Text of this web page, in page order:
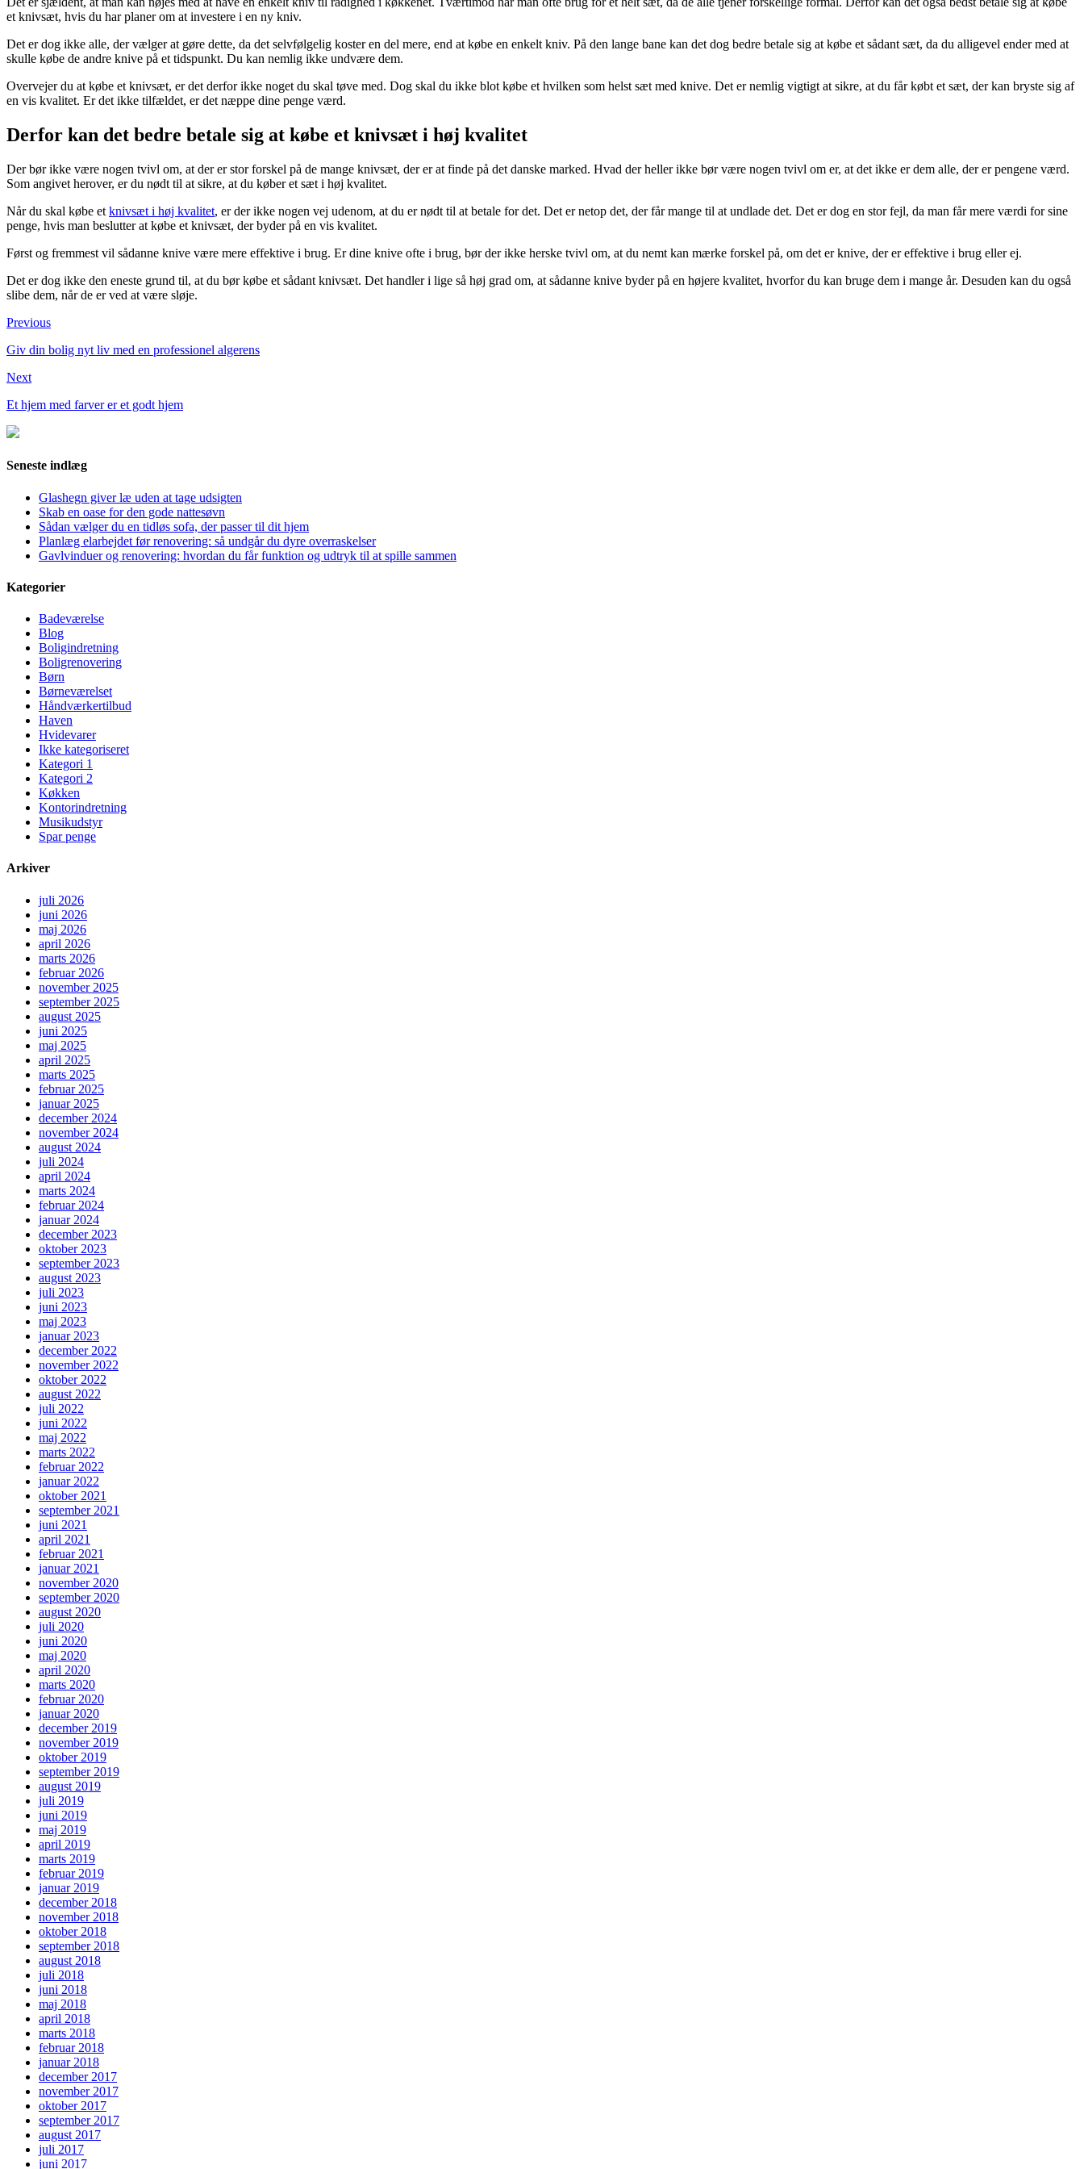
et knivsæt, hvis du har planer om at investere i en ny kniv.
Det er dog ikke alle, der vælger at gøre dette, da det selvfølgelig koster en del mere, end at købe en enkelt kniv. På den lange bane kan det dog bedre betale sig at købe et sådant sæt, da du alligevel ender med at
skulle købe de andre knive på et tidspunkt. Du kan nemlig ikke undvære dem.
Overvejer du at købe et knivsæt, er det derfor ikke noget du skal tøve med. Dog skal du ikke blot købe et hvilken som helst sæt med knive. Det er nemlig vigtigt at sikre, at du får købt et sæt, der kan bryste sig af
en vis kvalitet. Er det ikke tilfældet, er det næppe dine penge værd.
Derfor kan det bedre betale sig at købe et knivsæt i høj kvalitet
Der bør ikke være nogen tvivl om, at der er stor forskel på de mange knivsæt, der er at finde på det danske marked. Hvad der heller ikke bør være nogen tvivl om er, at det ikke er dem alle, der er pengene værd.
Som angivet herover, er du nødt til at sikre, at du køber et sæt i høj kvalitet.
Når du skal købe et knivsæt i høj kvalitet, er der ikke nogen vej udenom, at du er nødt til at betale for det. Det er netop det, der får mange til at undlade det. Det er dog en stor fejl, da man får mere værdi for sine
penge, hvis man beslutter at købe et knivsæt, der byder på en vis kvalitet.
Først og fremmest vil sådanne knive være mere effektive i brug. Er dine knive ofte i brug, bør der ikke herske tvivl om, at du nemt kan mærke forskel på, om det er knive, der er effektive i brug eller ej.
Det er dog ikke den eneste grund til, at du bør købe et sådant knivsæt. Det handler i lige så høj grad om, at sådanne knive byder på en højere kvalitet, hvorfor du kan bruge dem i mange år. Desuden kan du også
slibe dem, når de er ved at være sløje.
Previous
Giv din bolig nyt liv med en professionel algerens
Next
Et hjem med farver er et godt hjem
Seneste indlæg
Glashegn giver læ uden at tage udsigten
Skab en oase for den gode nattesøvn
Sådan vælger du en tidløs sofa, der passer til dit hjem
Planlæg elarbejdet før renovering: så undgår du dyre overraskelser
Gavlvinduer og renovering: hvordan du får funktion og udtryk til at spille sammen
Kategorier
Badeværelse
Blog
Boligindretning
Boligrenovering
Børn
Børneværelset
Håndværkertilbud
Haven
Hvidevarer
Ikke kategoriseret
Kategori 1
Kategori 2
Køkken
Kontorindretning
Musikudstyr
Spar penge
Arkiver
juli 2026
juni 2026
maj 2026
april 2026
marts 2026
februar 2026
november 2025
september 2025
august 2025
juni 2025
maj 2025
april 2025
marts 2025
februar 2025
januar 2025
december 2024
november 2024
august 2024
juli 2024
april 2024
marts 2024
februar 2024
januar 2024
december 2023
oktober 2023
september 2023
august 2023
juli 2023
juni 2023
maj 2023
januar 2023
december 2022
november 2022
oktober 2022
august 2022
juli 2022
juni 2022
maj 2022
marts 2022
februar 2022
januar 2022
oktober 2021
september 2021
juni 2021
april 2021
februar 2021
januar 2021
november 2020
september 2020
august 2020
juli 2020
juni 2020
maj 2020
april 2020
marts 2020
februar 2020
januar 2020
december 2019
november 2019
oktober 2019
september 2019
august 2019
juli 2019
juni 2019
maj 2019
april 2019
marts 2019
februar 2019
januar 2019
december 2018
november 2018
oktober 2018
september 2018
august 2018
juli 2018
juni 2018
maj 2018
april 2018
marts 2018
februar 2018
januar 2018
december 2017
november 2017
oktober 2017
september 2017
august 2017
juli 2017
juni 2017